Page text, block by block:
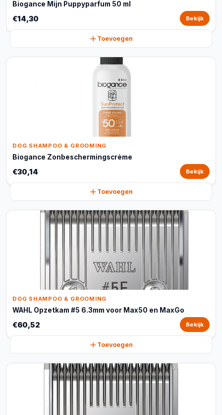
Biogance Mijn Puppyparfum 50 ml
€14,30 Bekijk
Toevoegen
DOG SHAMPOO & GROOMING
Biogance Zonbeschermingscrème
€30,14 Bekijk
Toevoegen
DOG SHAMPOO & GROOMING
WAHL Opzetkam #5 6.3mm voor Max50 en MaxGo
€60,52 Bekijk
Toevoegen